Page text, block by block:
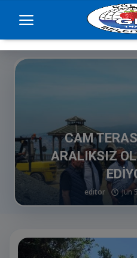
Başkan
Yönetim
Etkinlikler
CAM
ARALIKSIZ
editor Jun